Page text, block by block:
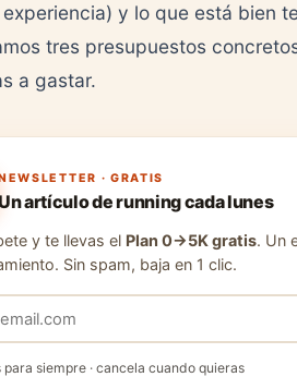
y lo que está bien
tres presupuestos
a gastar.
· GRATIS
artículo de running cada lunes
y te llevas el Plan 0→5K gratis. Un
Sin spam, baja en 1 clic.
para siempre · cancela cuando quieras